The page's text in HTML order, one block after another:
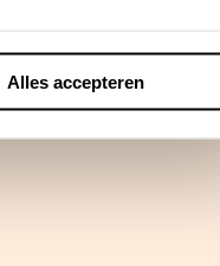
Alles accepteren